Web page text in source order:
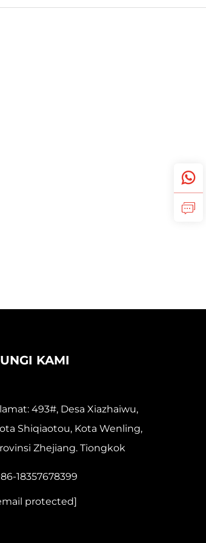
KAMI
493#, Desa Xiazhaiwu,
Shiqiaotou, Kota Wenling,
Zhejiang. Tiongkok
18357678399
protected]